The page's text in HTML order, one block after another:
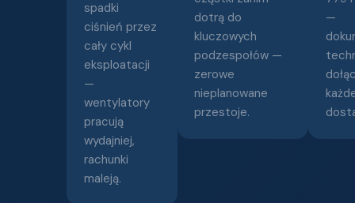
spadki
ciśnień przez
cały cykl
eksploatacji
—
wentylatory
pracują
wydajniej,
rachunki
maleją.
dotrą do
kluczowych
podzespołów —
zerowe
nieplanowane
przestoje.
—